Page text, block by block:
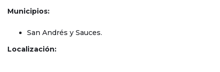
Municipios:
San Andrés y Sauces.
Localización: